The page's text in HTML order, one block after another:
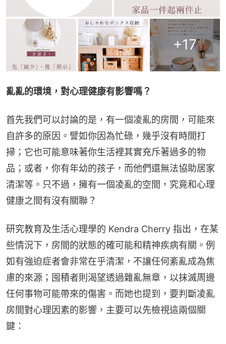
+17
亂亂的環境，對心理健康有影響嗎？
首先我們可以討論的是，有一個凌亂的房間，可能來
自許多的原因。譬如你因為忙碌，幾乎沒有時間打
掃；它也可能意味著你生活裡其實充斥著過多的物
品；或者，你有年幼的孩子，而他們還無法協助居家
清潔等。只不過，擁有一個凌亂的空間，究竟和心理
健康之間有沒有關聯？
研究教育及生活心理學的 Kendra Cherry 指出，在某
些情況下，房間的狀態的確可能和精神疾病有關。例
如有強迫症者會非常在乎清潔，不讓任何紊亂成為焦
慮的來源；囤積者則渴望透過雜亂無章，以抹滅周邊
任何事物可能帶來的傷害。而她也提到，要判斷凌亂
房間對心理因素的影響，主要可以先檢視這兩個關
鍵：